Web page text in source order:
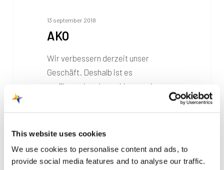
This website uses cookies
We use cookies to personalise content and ads, to
provide social media features and to analyse our traffic.
13 september 2018
AKO
Wir verbessern derzeit unser
Geschäft. Deshalb ist es
vorübergehend geschlossen. Im